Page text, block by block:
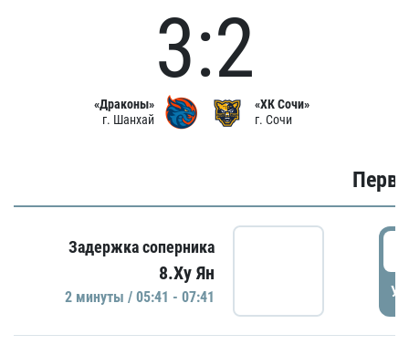
«Драконы»
г. Шанхай
3:2
«ХК Сочи»
г. Сочи
Задержка соперника
8.Ху Ян
2 минуты / 05:41 - 07:41